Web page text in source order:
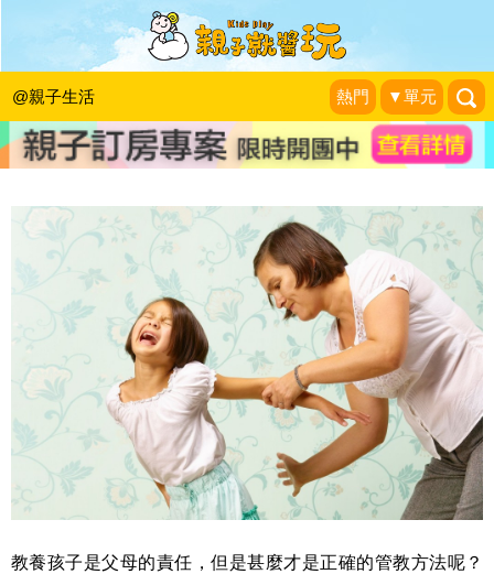
@親子生活 熱門 ▼單元
跟著阿鎧老師邊學邊玩：不打不成器？
找出更合適的管教方法
張旭鎧兒童職能治療師|2014-07-28
教養孩子是父母的責任，但是甚麼才是正確的管教方法呢？